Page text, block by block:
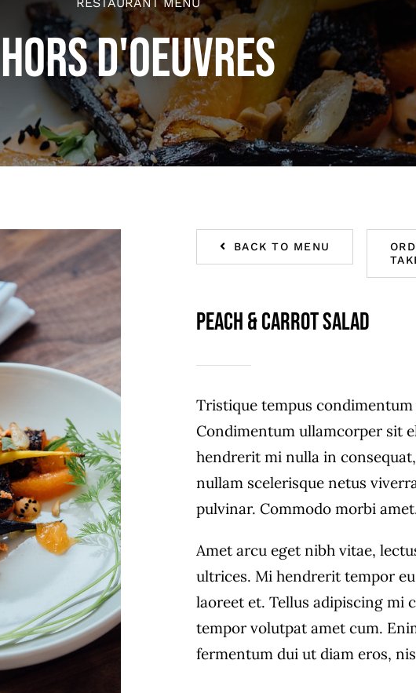
HORS D'OEUVRES
BACK TO MENU
Peach & carrot salad
Tristique tempus condimentum
Condimentum ullamcorper sit
hendrerit mi nulla in
nullam scelerisque netus
pulvinar. Commodo morbi
Amet arcu eget nibh vitae,
ultrices. Mi hendrerit tempor
laoreet et. Tellus adipiscing mi
tempor volutpat amet cum.
fermentum dui ut diam eros,